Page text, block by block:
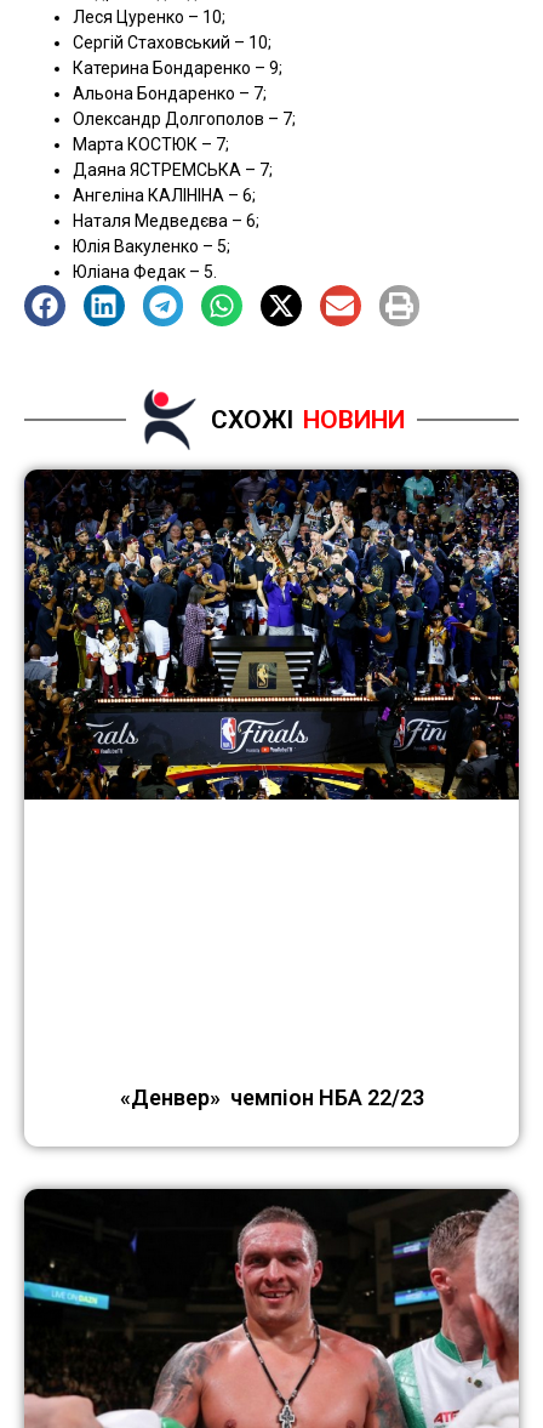
Леся Цуренко – 10;
Сергій Стаховський – 10;
Катерина Бондаренко – 9;
Альона Бондаренко – 7;
Олександр Долгополов – 7;
Марта КОСТЮК – 7;
Даяна ЯСТРЕМСЬКА – 7;
Ангеліна КАЛІНІНА – 6;
Наталя Медведєва – 6;
Юлія Вакуленко – 5;
Юліана Федак – 5.
СХОЖІ НОВИНИ
«Денвер» чемпіон НБА 22/23